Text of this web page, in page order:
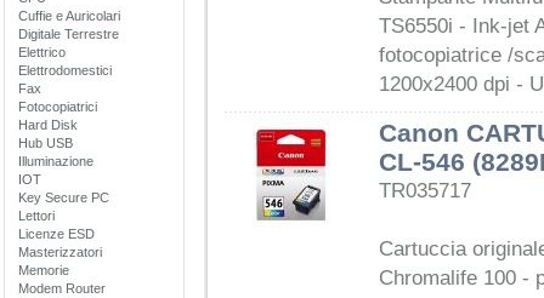
Cuffie e Auricolari
Digitale Terrestre
Elettrico
Elettrodomestici
Fax
Fotocopiatrici
Hard Disk
Hub USB
Illuminazione
IOT
Key Secure PC
Lettori
Licenze ESD
Masterizzatori
Memorie
Modem Router
TS6550i - Ink-jet
fotocopiatrice /
1200x2400 dpi -
Canon
CL-546
TR035717
Cartuccia
Chromalife 100 -